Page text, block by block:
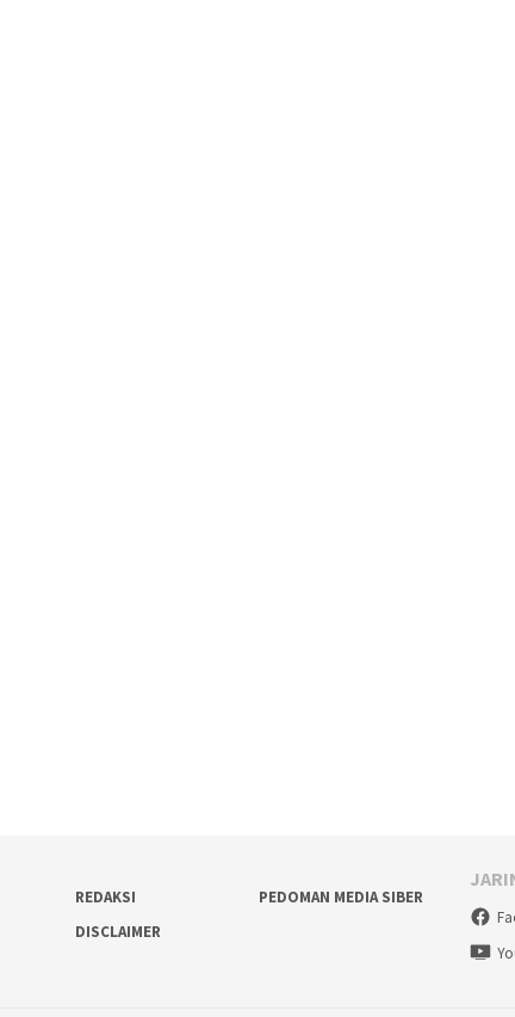
REDAKSI
PEDOMAN MEDIA SIBER
DISCLAIMER